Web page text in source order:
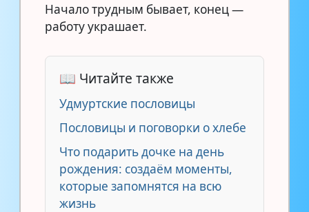
Начало трудным бывает, конец —
работу украшает.
📖 Читайте также
Удмуртские пословицы
Пословицы и поговорки о хлебе
Что подарить дочке на день
рождения: создаём моменты,
которые запомнятся на всю
жизнь